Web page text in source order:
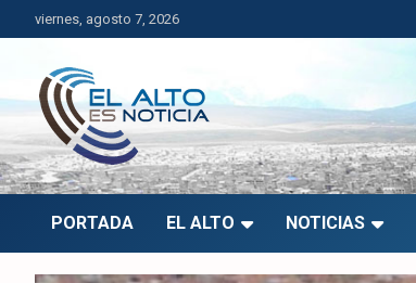
Saltar
al
contenido
viernes, agosto 7, 2026
El Alto es Noticia
Últimas noticias de El Alto, Bolivia y el mundo.
PORTADA EL ALTO NOTICIAS